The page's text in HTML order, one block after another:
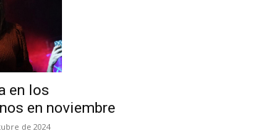
en los
en noviembre
de 2024